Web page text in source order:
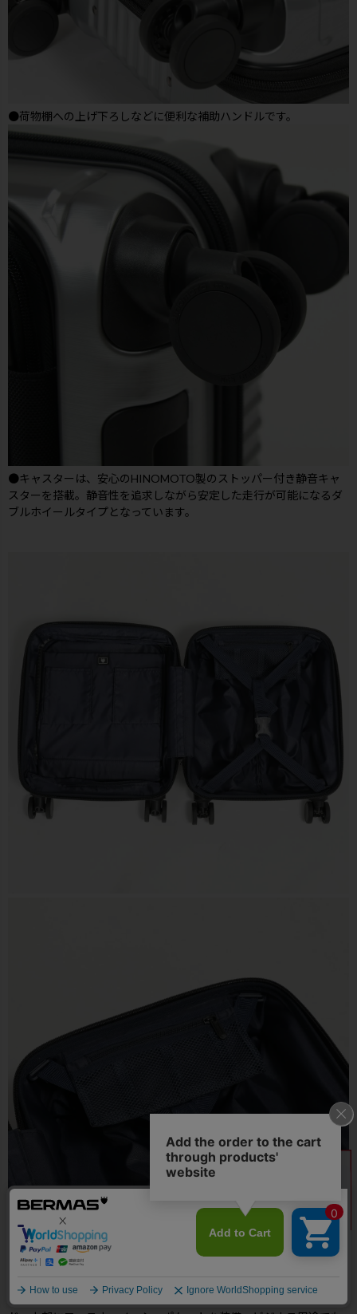
●荷物棚への上げ下ろしなどに便利な補助ハンドルです。
●キャスターは、安心のHINOMOTO製のストッパー付き静音キャ
スターを搭載。静音性を追求しながら安定した走行が可能になるダ
ブルホイールタイプとなっています。
●メインルーム前側はPC収納に便利なPCクッションポケットにガ
ジェット類の収納に最適なポケットを装備、後ろ側にクロスバン